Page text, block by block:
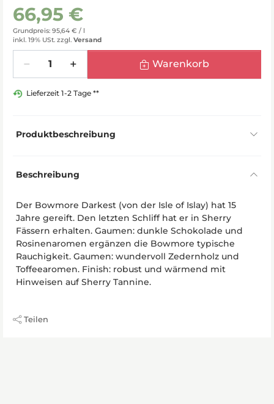
66,95 €
Grundpreis: 95,64 € / l
inkl. 19% USt. zzgl. Versand
Warenkorb
Lieferzeit 1-2 Tage **
Produktbeschreibung
Beschreibung
Der Bowmore Darkest (von der Isle of Islay) hat 15
Jahre gereift. Den letzten Schliff hat er in Sherry
Fässern erhalten. Gaumen: dunkle Schokolade und
Rosinenaromen ergänzen die Bowmore typische
Rauchigkeit. Gaumen: wundervoll Zedernholz und
Toffeearomen. Finish: robust und wärmend mit
Hinweisen auf Sherry Tannine.
Teilen